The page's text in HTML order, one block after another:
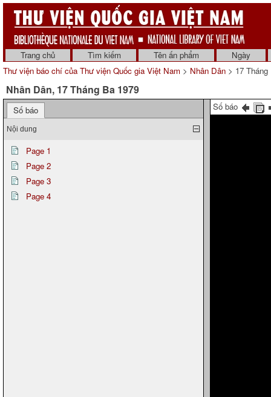
Trang chủ Tìm kiếm Tên ấn phẩm
Ngày
Thư viện báo chí của Thư viện Quốc gia Việt Nam > Nhân Dân > 17 Tháng
Nhân Dân, 17 Tháng Ba 1979
Số báo
Nội dung
Page 1
Page 2
Page 3
Page 4
Số báo